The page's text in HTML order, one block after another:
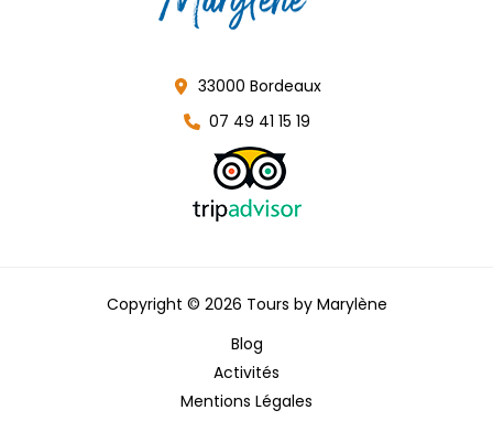
33000 Bordeaux
07 49 41 15 19
Copyright © 2026 Tours by Marylène
Blog
Activités
Mentions Légales